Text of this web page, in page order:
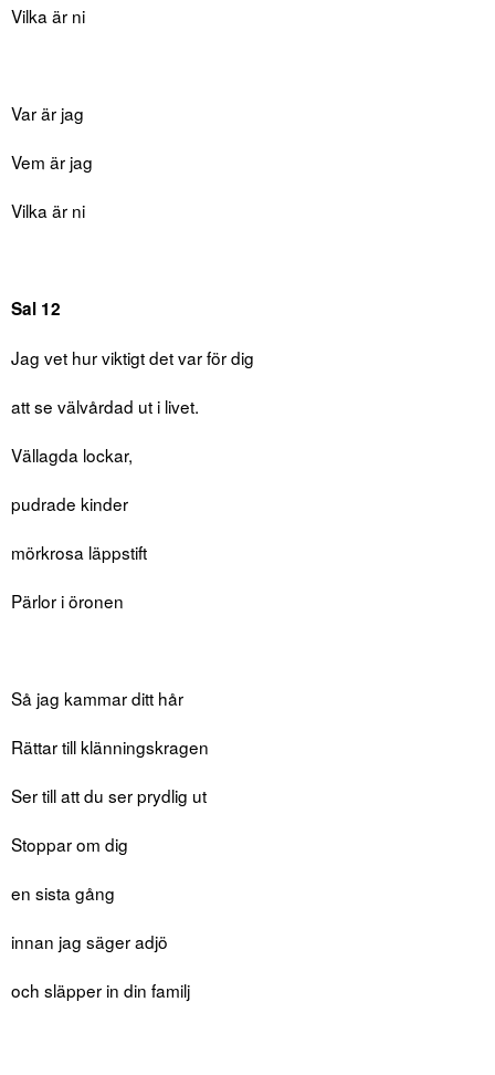
Vilka är ni
Var är jag
Vem är jag
Vilka är ni
Sal 12
Jag vet hur viktigt det var för dig
att se välvårdad ut i livet.
Vällagda lockar,
pudrade kinder
mörkrosa läppstift
Pärlor i öronen
Så jag kammar ditt hår
Rättar till klänningskragen
Ser till att du ser prydlig ut
Stoppar om dig
en sista gång
innan jag säger adjö
och släpper in din familj